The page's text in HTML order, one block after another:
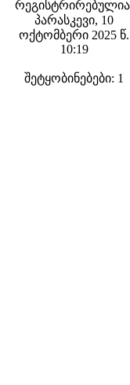
პარასკევი, 10
ოქტომბერი 2025 წ.
10:19
შეტყობინებები: 1